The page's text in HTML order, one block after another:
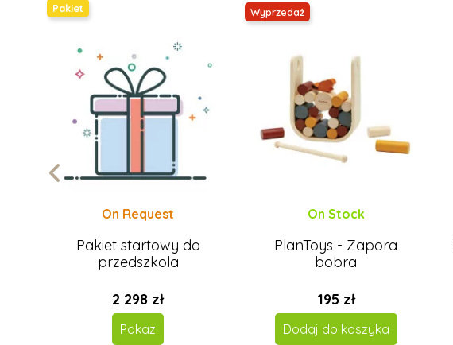
Pakiet
On Request
Pakiet startowy do
przedszkola
2 298 zł
Pokaz
Wyprzedaż
On Stock
PlanToys - Zapora
bobra
195 zł
Dodaj do koszyka